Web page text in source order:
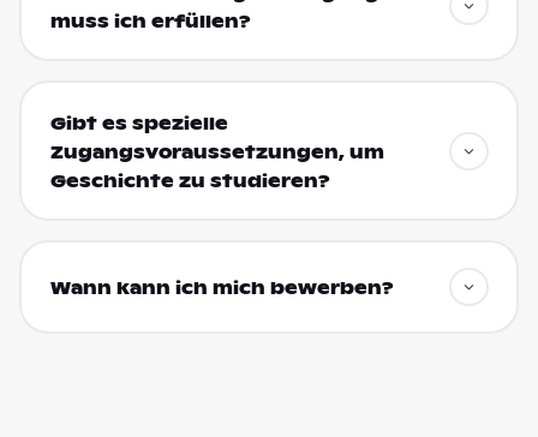
muss ich erfüllen?
Gibt es spezielle
Zugangsvoraussetzungen, um
Geschichte zu studieren?
Wann kann ich mich bewerben?